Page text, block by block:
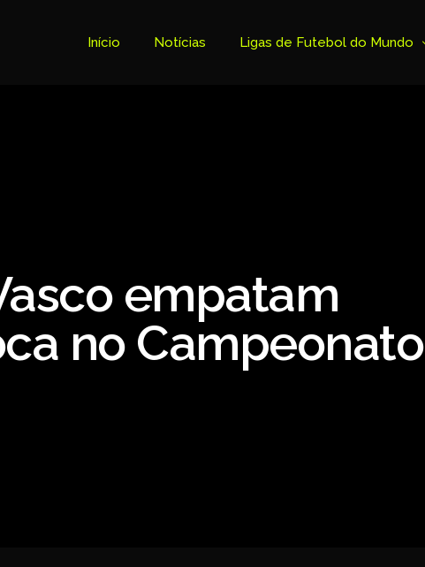
Início Notícias Ligas de Futebol do Mundo
Copa Libertadores
Ligue 1
Primeira Liga
empatam
no Campeonato